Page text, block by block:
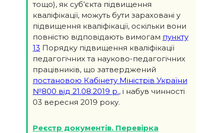
тощо), як суб’єкта підвищення
кваліфікації, можуть бути зараховані у
підвищення кваліфікації, оскільки вони
повністю відповідають вимогам пункту
13 Порядку підвищення кваліфікації
педагогічних та науково-педагогічних
працівників, що затверджений
постановою Кабінету Міністрів України
№800 від 21.08.2019 р., і набув чинності
03 вересня 2019 року.
Реєстр документів. Перевірка